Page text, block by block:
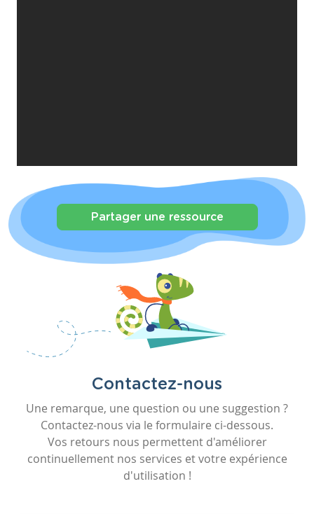
Partager une ressource
Contactez-nous
Une remarque, une question ou une suggestion ?
Contactez-nous via le formulaire ci-dessous.
Vos retours nous permettent d'améliorer
continuellement nos services et votre expérience
d'utilisation !